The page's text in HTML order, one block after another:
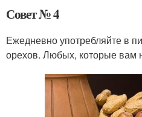
Совет № 4
Ежедневно употребляйте в
орехов. Любых, которые вам